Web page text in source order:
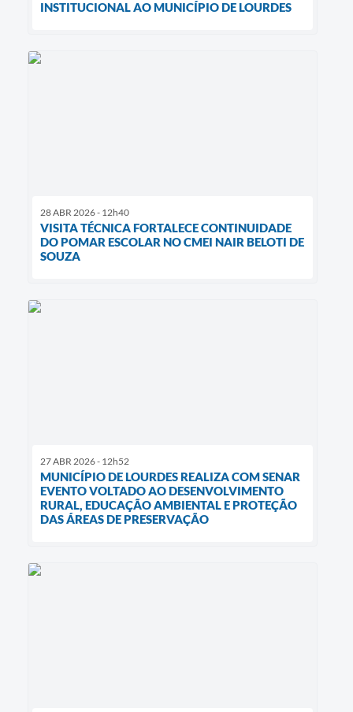
INSTITUCIONAL AO MUNICÍPIO DE LOURDES
28 ABR 2026 - 12h40
VISITA TÉCNICA FORTALECE CONTINUIDADE
DO POMAR ESCOLAR NO CMEI NAIR BELOTI DE
SOUZA
27 ABR 2026 - 12h52
MUNICÍPIO DE LOURDES REALIZA COM SENAR
EVENTO VOLTADO AO DESENVOLVIMENTO
RURAL, EDUCAÇÃO AMBIENTAL E PROTEÇÃO
DAS ÁREAS DE PRESERVAÇÃO